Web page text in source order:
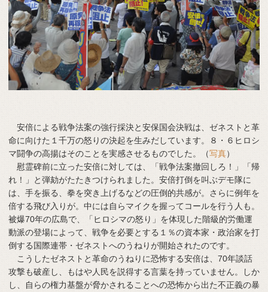
安倍による戦争法案の強行採決と安保国会決戦は、ゼネストと革
命に向けた１千万の怒りの決起を生みだしています。８・６ヒロシ
マ闘争の高揚はそのことを実感させるものでした。（写真）
慰霊碑前に立った安倍に対しては、「戦争法案撤回しろ！」「帰
れ！」と弾劾がたたきつけられました。安倍打倒を叫ぶデモ隊に
は、手を振る、拳を突き上げるなどの圧倒的共感が。さらに例年を
倍する飛び入りが。中には自らマイクを握ってコールを行う人も。
被爆70年の広島で、「ヒロシマの怒り」を体現した階級的労働運
動派の登場によって、戦争を必要とする１％の資本家・政治家を打
倒する国際連帯・ゼネストへのうねりが開始されたのです。
こうしたゼネストと革命のうねりに恐怖する安倍は、70年談話
攻撃も破産し、もはや人民を説得する言葉を持っていません。しか
し、自らの権力基盤が脅かされることへの恐怖から出た不正義の暴